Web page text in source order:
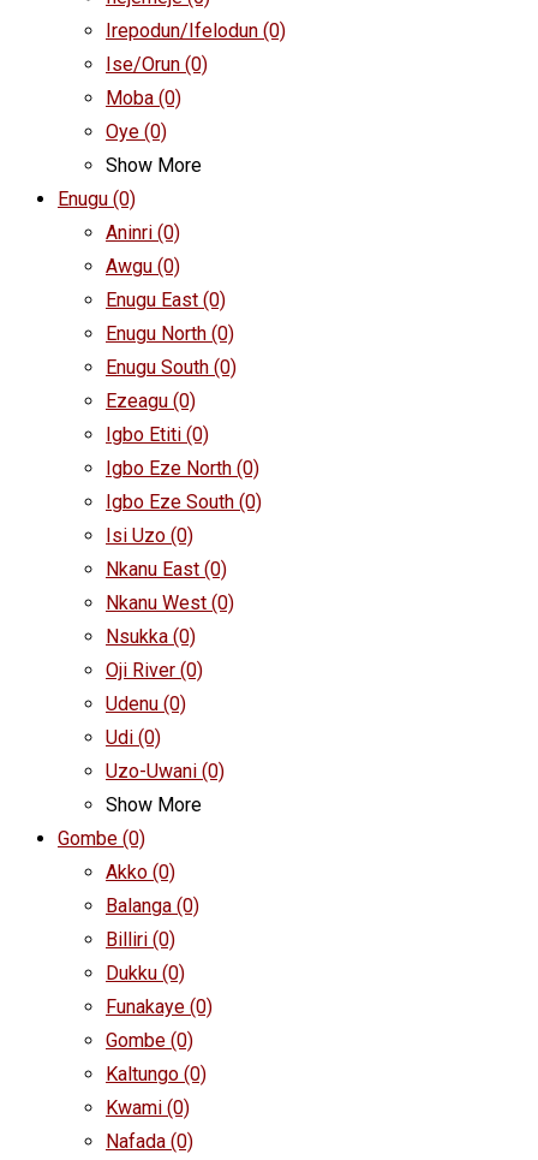
Irepodun/Ifelodun (0)
Ise/Orun (0)
Moba (0)
Oye (0)
Show More
Enugu (0)
Aninri (0)
Awgu (0)
Enugu East (0)
Enugu North (0)
Enugu South (0)
Ezeagu (0)
Igbo Etiti (0)
Igbo Eze North (0)
Igbo Eze South (0)
Isi Uzo (0)
Nkanu East (0)
Nkanu West (0)
Nsukka (0)
Oji River (0)
Udenu (0)
Udi (0)
Uzo-Uwani (0)
Show More
Gombe (0)
Akko (0)
Balanga (0)
Billiri (0)
Dukku (0)
Funakaye (0)
Gombe (0)
Kaltungo (0)
Kwami (0)
Nafada (0)